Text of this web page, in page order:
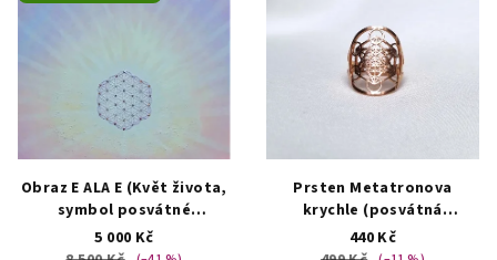
Obraz E ALA E (Květ života,
symbol posvátné
geometrie)Obraz Květ
života - symbol posvátné
5 000 Kč
Prsten Metatronova
krychle (posvátná
geometrie) - zlacená ocel
Šperky - Posvátná
440 Kč